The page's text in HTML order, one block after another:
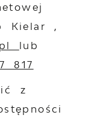
Kielar ,
lub
817
z